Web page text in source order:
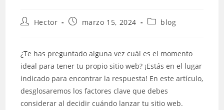
Hector marzo 15, 2024 blog
¿Te has preguntado alguna vez cuál es el momento
ideal para tener tu propio sitio web? ¡Estás en el lugar
indicado para encontrar la respuesta! En este artículo,
desglosaremos los factores clave que debes
considerar al decidir cuándo lanzar tu sitio web.